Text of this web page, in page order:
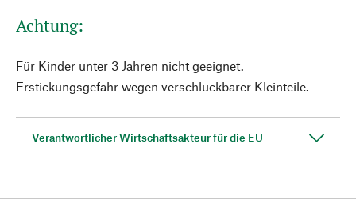
Achtung:
Für Kinder unter 3 Jahren nicht geeignet.
Erstickungsgefahr wegen verschluckbarer Kleinteile.
Verantwortlicher Wirtschaftsakteur für die EU